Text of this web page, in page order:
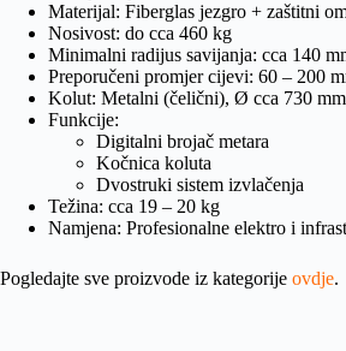
Materijal: Fiberglas jezgro + zaštitni
Nosivost: do cca 460 kg
Minimalni radijus savijanja: cca 140
Preporučeni promjer cijevi: 60 – 200
Kolut: Metalni (čelični), Ø cca 730 mm
Funkcije:
Digitalni brojač metara
Kočnica koluta
Dvostruki sistem izvlačenja
Težina: cca 19 – 20 kg
Namjena: Profesionalne elektro i
Pogledajte sve proizvode iz kategorije ovdje.